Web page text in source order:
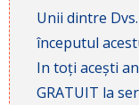
Unii dintre
începutul
In toți acești
GRATUIT la